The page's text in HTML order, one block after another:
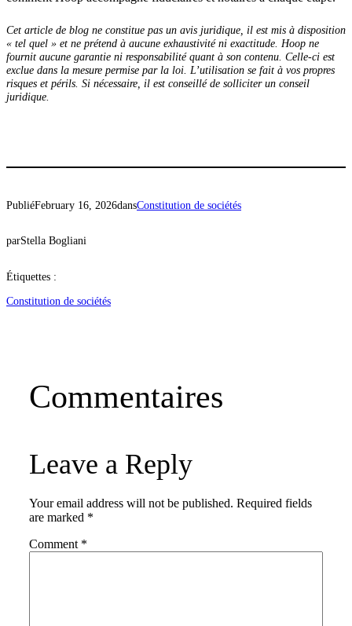
Cet article de blog ne constitue pas un avis juridique, il est mis à disposition
« tel quel » et ne prétend à aucune exhaustivité ni exactitude. Hoop ne
fournit aucune garantie ni responsabilité quant à son contenu. Celle-ci est
exclue dans la mesure permise par la loi. L’utilisation se fait à vos propres
risques et périls. Si nécessaire, il est conseillé de solliciter un conseil
juridique.
PubliéFebruary 16, 2026dansConstitution de sociétés
parStella Bogliani
Étiquettes :
Constitution de sociétés
Commentaires
Leave a Reply
Your email address will not be published. Required fields
are marked *
Comment *